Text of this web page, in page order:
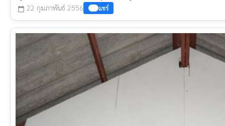
calendar_today 22 กุมภาพันธ์ 2556 แชร์